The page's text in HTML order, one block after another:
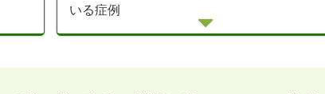
いる症例